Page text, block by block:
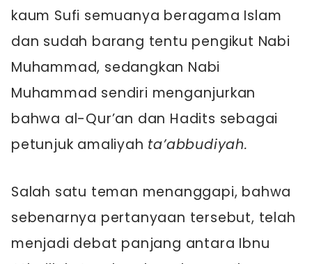
kaum Sufi semuanya beragama Islam
dan sudah barang tentu pengikut Nabi
Muhammad, sedangkan Nabi
Muhammad sendiri menganjurkan
bahwa al-Qur’an dan Hadits sebagai
petunjuk amaliyah ta’abbudiyah.
Salah satu teman menanggapi, bahwa
sebenarnya pertanyaan tersebut, telah
menjadi debat panjang antara Ibnu